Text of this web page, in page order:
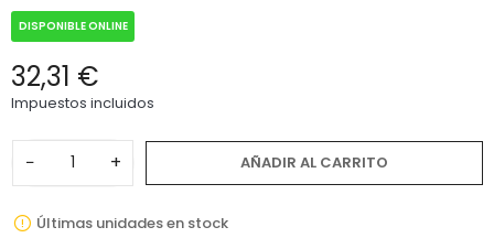
DISPONIBLE ONLINE
32,31 €
Impuestos incluidos
− + AÑADIR AL CARRITO
Últimas unidades en stock